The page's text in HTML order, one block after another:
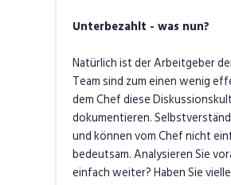
Unterbezahlt - was nun?
Natürlich ist der Arbeitgeber
Team sind zum einen wenig
dem Chef diese
dokumentieren.
und können vom Chef nicht
bedeutsam. Analysieren Sie
einfach weiter? Haben Sie